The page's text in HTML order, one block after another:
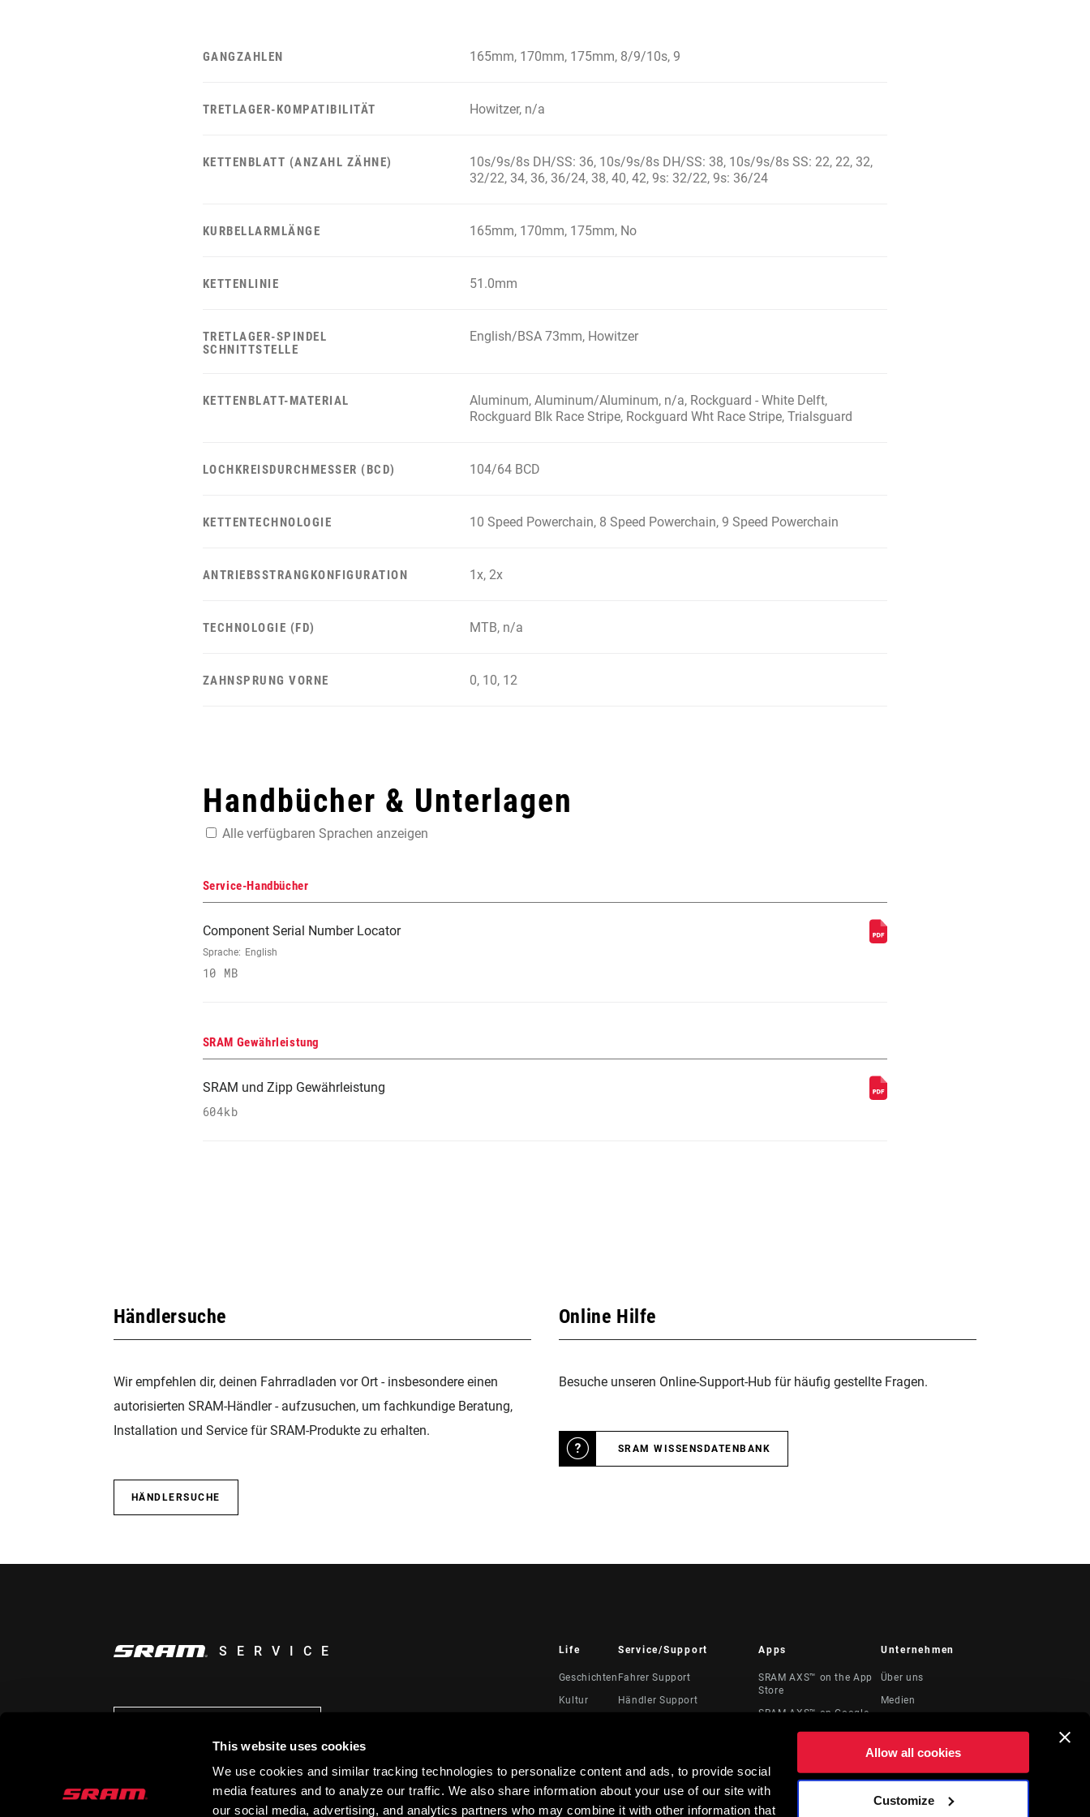
This website uses cookies
We use cookies and similar tracking technologies to personalize content and ads, to provide social
media features and to analyze our traffic. We also share information about your use of our site with
our social media, advertising, and analytics partners who may combine it with other information that
Allow all cookies
Customize
GANGZAHLEN 165mm, 170mm, 175mm, 8/9/10s, 9
TRETLAGER-KOMPATIBILITÄT Howitzer, n/a
KETTENBLATT (ANZAHL ZÄHNE)
10s/9s/8s DH/SS: 36, 10s/9s/8s DH/SS: 38, 10s/9s/8s SS: 22, 22, 32,
32/22, 34, 36, 36/24, 38, 40, 42, 9s: 32/22, 9s: 36/24
KURBELLARMLÄNGE 165mm, 170mm, 175mm, No
KETTENLINIE 51.0mm
TRETLAGER-SPINDEL
SCHNITTSTELLE
English/BSA 73mm, Howitzer
KETTENBLATT-MATERIAL
Aluminum, Aluminum/Aluminum, n/a, Rockguard - White Delft,
Rockguard Blk Race Stripe, Rockguard Wht Race Stripe, Trialsguard
LOCHKREISDURCHMESSER (BCD) 104/64 BCD
KETTENTECHNOLOGIE 10 Speed Powerchain, 8 Speed Powerchain, 9 Speed Powerchain
ANTRIEBSSTRANGKONFIGURATION 1x, 2x
TECHNOLOGIE (FD) MTB, n/a
ZAHNSPRUNG VORNE 0, 10, 12
Handbücher & Unterlagen
Alle verfügbaren Sprachen anzeigen
Service-Handbücher
Component Serial Number Locator
Sprache: English
10 MB
SRAM Gewährleistung
SRAM und Zipp Gewährleistung
604kb
Händlersuche
Wir empfehlen dir, deinen Fahrradladen vor Ort - insbesondere einen
autorisierten SRAM-Händler - aufzusuchen, um fachkundige Beratung,
Installation und Service für SRAM-Produkte zu erhalten.
HÄNDLERSUCHE
Online Hilfe
Besuche unseren Online-Support-Hub für häufig gestellte Fragen.
SRAM WISSENSDATENBANK
SERVICE Life
Geschichten
Kultur
Service/Support
Fahrer Support
Händler Support
Produktregistrierung
Apps
SRAM AXS™ on the App
Store
SRAM AXS™ on Google
Unternehmen
Über uns
Medien
Logos
Ressourcen